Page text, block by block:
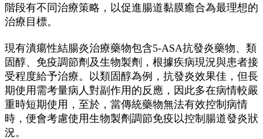
階段有不同治療策略，以促進腸道黏膜癒合為最理想的
治療目標。
現有潰瘍性結腸炎治療藥物包含5-ASA抗發炎藥物、類
固醇、免疫調節劑及生物製劑，根據疾病現況與患者接
受程度給予治療。以類固醇為例，抗發炎效果佳，但長
期使用需考量病人對副作用的反應，因此多在病情較嚴
重時短期使用，至於，當傳統藥物無法有效控制病情
時，便會考慮使用生物製劑調節免疫以控制腸道發炎狀
況。